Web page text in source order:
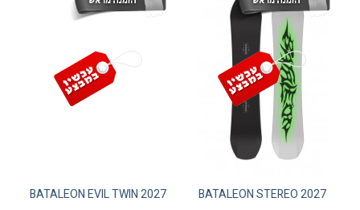
BATALEON STEREO 2027
BATALEON EVIL TWIN 2027